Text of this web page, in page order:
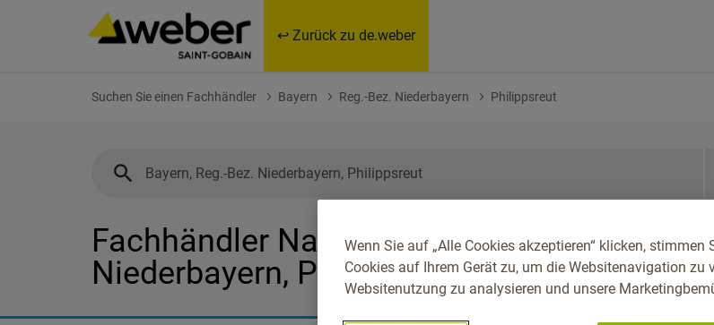
↩ Zurück zu de.weber
Suchen Sie einen Fachhändler Bayern Reg.-Bez. Niederbayern Philippsreut
Fachhändler Nahe Bayern, Reg.-Bez.
Niederbayern, Philippsreut
Wenn Sie auf „Alle Cookies akzeptieren“ klicken, stimmen
Cookies auf Ihrem Gerät zu, um die Websitenavigation zu
Websitenutzung zu analysieren und unsere